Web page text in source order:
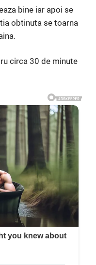
bine iar apoi se
obtinuta se toarna
circa 30 de minute